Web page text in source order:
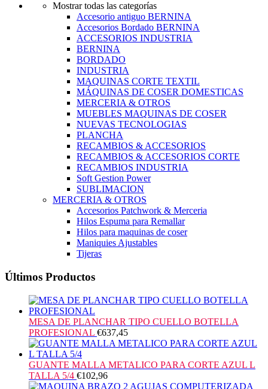
Mostrar todas las categorías
Accesorio antiguo BERNINA
Accesorios Bordado BERNINA
ACCESORIOS INDUSTRIA
BERNINA
BORDADO
INDUSTRIA
MAQUINAS CORTE TEXTIL
MÁQUINAS DE COSER DOMESTICAS
MERCERIA & OTROS
MUEBLES MAQUINAS DE COSER
NUEVAS TECNOLOGIAS
PLANCHA
RECAMBIOS & ACCESORIOS
RECAMBIOS & ACCESORIOS CORTE
RECAMBIOS INDUSTRIA
Soft Gestion Power
SUBLIMACION
MERCERIA & OTROS
Accesorios Patchwork & Merceria
Hilos Espuma para Remallar
Hilos para maquinas de coser
Maniquies Ajustables
Tijeras
Últimos Productos
MESA DE PLANCHAR TIPO CUELLO BOTELLA
PROFESIONAL €637,45
GUANTE MALLA METALICO PARA CORTE AZUL L
TALLA 5/4 €102,96